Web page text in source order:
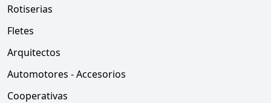
Rotiserias
Fletes
Arquitectos
Automotores - Accesorios
Cooperativas